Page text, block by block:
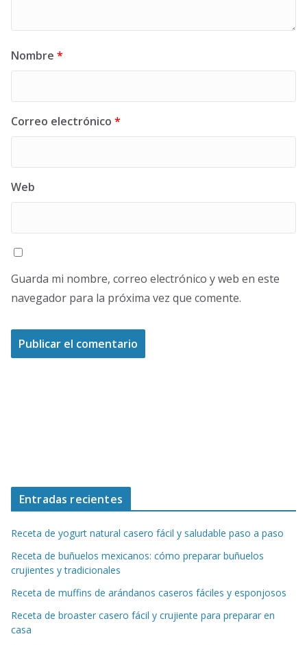
Nombre *
Correo electrónico *
Web
Guarda mi nombre, correo electrónico y web en este
navegador para la próxima vez que comente.
Entradas recientes
Receta de yogurt natural casero fácil y saludable paso a paso
Receta de buñuelos mexicanos: cómo preparar buñuelos
crujientes y tradicionales
Receta de muffins de arándanos caseros fáciles y esponjosos
Receta de broaster casero fácil y crujiente para preparar en
casa